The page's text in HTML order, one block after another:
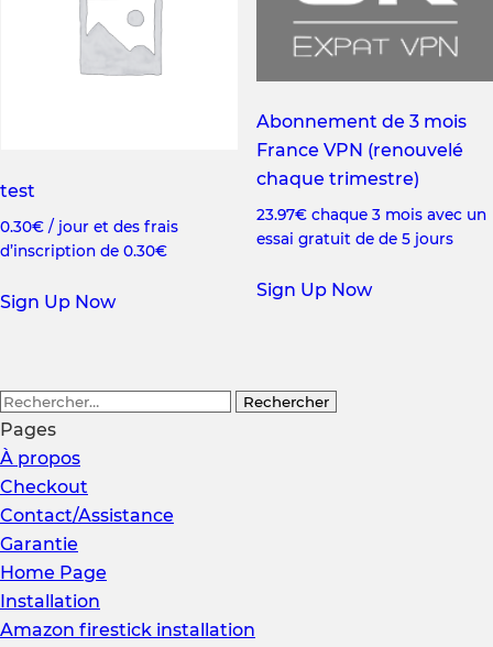
test
0.30€ / jour et des frais
d’inscription de 0.30€
Sign Up Now
Abonnement de 3 mois
France VPN (renouvelé
chaque trimestre)
23.97€ chaque 3 mois avec un
essai gratuit de de 5 jours
Sign Up Now
Rechercher :
Pages
À propos
Checkout
Contact/Assistance
Garantie
Home Page
Installation
Amazon firestick installation